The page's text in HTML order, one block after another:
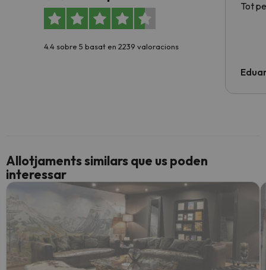
4.4 sobre 5 basat en 2239 valoracions
Tot
Allotjaments similars que us poden
interessar